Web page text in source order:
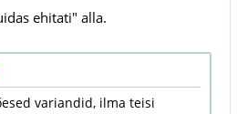
ehitati" alla.
variandid, ilma teisi